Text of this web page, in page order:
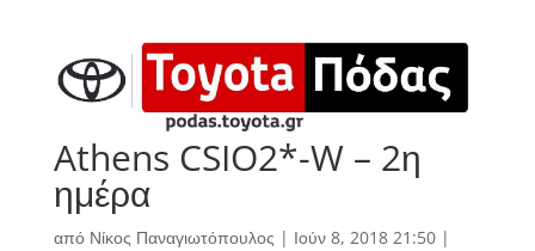
Athens CSIO2*-W – 2η
ημέρα
από Νίκος Παναγιωτόπουλος | Ιούν 8, 2018 21:50|